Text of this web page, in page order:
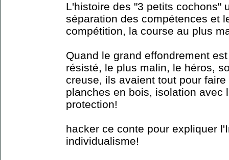
L'histoire des "3 petits cochons"
séparation des compétences et
compétition, la course au plus
Quand le grand effondrement
résisté, le plus malin, le héros,
creuse, ils avaient tout pour
planches en bois, isolation avec
protection!
hacker ce conte pour expliquer
individualisme!